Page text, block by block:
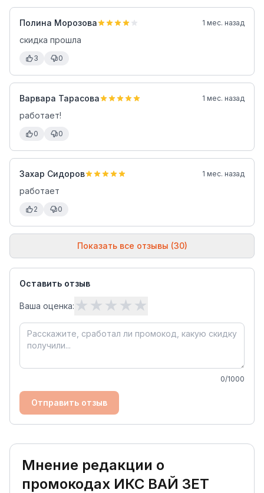
Полина Морозова 1 мес. назад
скидка прошла
3 0
Варвара Тарасова 1 мес. назад
работает!
0 0
Захар Сидоров 1 мес. назад
работает
2 0
Показать все отзывы (30)
Оставить отзыв
Ваша оценка: ★ ★ ★ ★ ★
0/1000
Отправить отзыв
Мнение редакции о
промокодах ИКС ВАЙ ЗЕТ